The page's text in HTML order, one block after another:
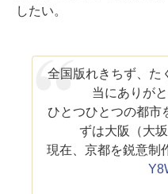
したい。
全国版れきちず、た
当にありが
ひとつひとつの都市
ずは大阪（大
現在、京都を鋭意制